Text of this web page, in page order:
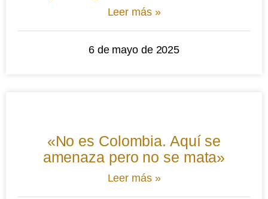
Leer más »
6 de mayo de 2025
«No es Colombia. Aquí se
amenaza pero no se mata»
Leer más »